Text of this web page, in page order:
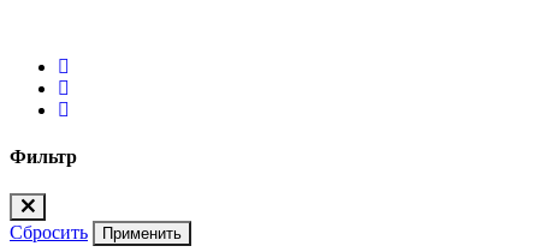
Фильтр
Сбросить Применить